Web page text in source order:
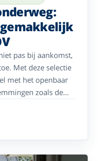
pas bij aankomst,
Met deze selectie
met het openbaar
zoals de
en de prachtige
aan zee,
van het
uw vakantie is
u zelf hoeft te